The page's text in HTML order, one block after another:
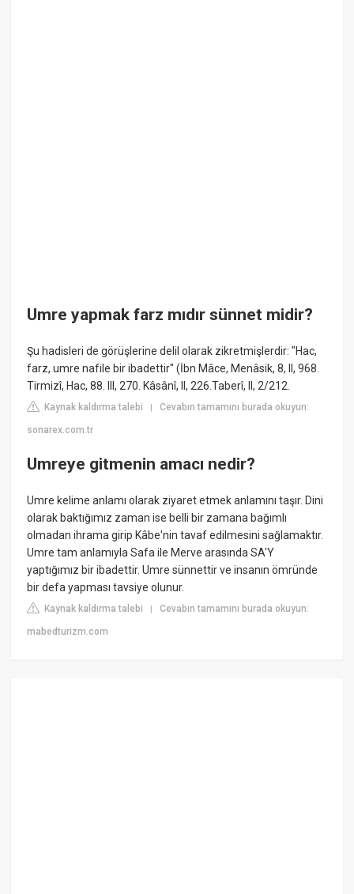
Umre yapmak farz mıdır sünnet midir?
Şu hadisleri de görüşlerine delil olarak zikretmişlerdir: "Hac,
farz, umre nafile bir ibadettir" (İbn Mâce, Menâsik, 8, II, 968.
Tirmizî, Hac, 88. III, 270. Kâsânî, II, 226.Taberî, II, 2/212.
Kaynak kaldırma talebi |Cevabın tamamını burada okuyun:
sonarex.com.tr
Umreye gitmenin amacı nedir?
Umre kelime anlamı olarak ziyaret etmek anlamını taşır. Dini
olarak baktığımız zaman ise belli bir zamana bağımlı
olmadan ihrama girip Kâbe'nin tavaf edilmesini sağlamaktır.
Umre tam anlamıyla Safa ile Merve arasında SA'Y
yaptığımız bir ibadettir. Umre sünnettir ve insanın ömründe
bir defa yapması tavsiye olunur.
Kaynak kaldırma talebi |Cevabın tamamını burada okuyun:
mabedturizm.com